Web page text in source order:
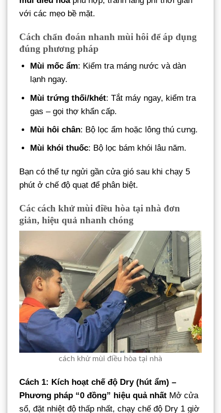
với các mẹo bề mặt.
Cách chẩn đoán nhanh mùi hôi để áp dụng
đúng phương pháp
Mùi mốc ẩm: Kiểm tra máng nước và dàn
lạnh ngay.
Mùi trứng thối/khét: Tắt máy ngay, kiểm tra
gas – gọi thợ khẩn cấp.
Mùi hôi chân: Bộ lọc ẩm hoặc lông thú cưng.
Mùi khói thuốc: Bộ lọc bám khói lâu năm.
Bạn có thể tự ngửi gần cửa gió sau khi chạy 5
phút ở chế độ quạt để phân biệt.
Các cách khử mùi điều hòa tại nhà đơn
giản, hiệu quả nhanh chóng
cách khử mùi điều hòa tại nhà
Cách 1: Kích hoạt chế độ Dry (hút ẩm) –
Phương pháp “0 đồng” hiệu quả nhất Mở cửa
sổ, đặt nhiệt độ thấp nhất, chạy chế độ Dry 1 giờ